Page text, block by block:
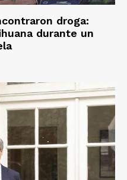
droga:
durante un